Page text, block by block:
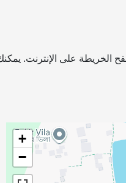
على الإنترنت.
+
−